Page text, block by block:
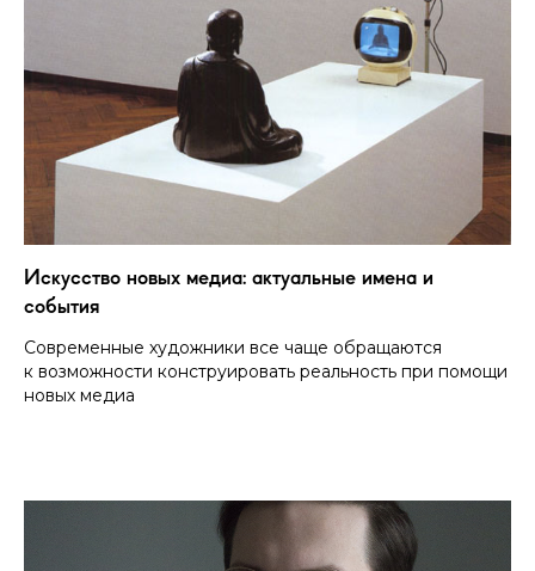
Искусство новых медиа: актуальные имена и
события
Современные художники все чаще обращаются
к возможности конструировать реальность при помощи
новых медиа